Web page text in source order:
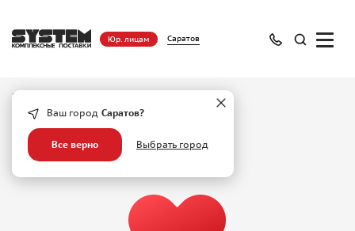
Ваш город Саратов?
Все верно Выбрать город
Юр. лицам Саратов
Избранное